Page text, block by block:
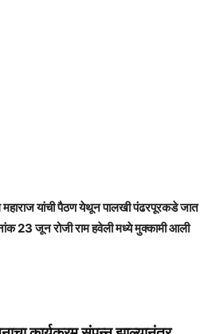
यांची पैठण येथून पालखी पंढरपूरकडे जात
23 जून रोजी राम हवेली मध्ये मुक्कामी आली